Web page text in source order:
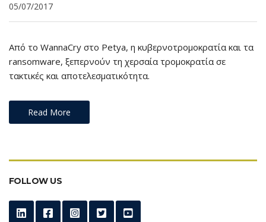
05/07/2017
Από το WannaCry στο Petya, η κυβερνοτρομοκρατία και τα
ransomware, ξεπερνούν τη χερσαία τρομοκρατία σε
τακτικές και αποτελεσματικότητα.
Read More
FOLLOW US